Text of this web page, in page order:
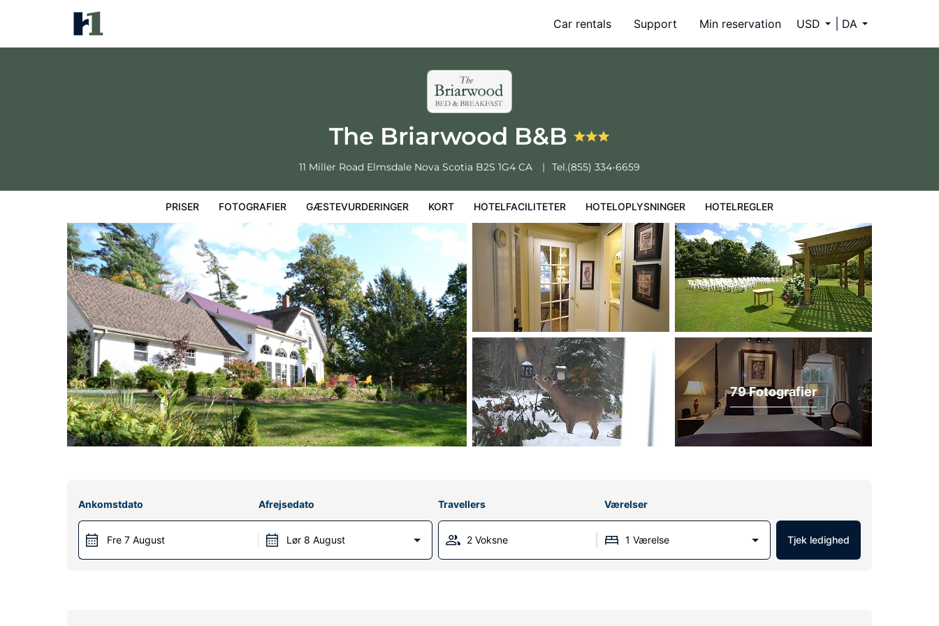
Car rentals Support Min reservation USD DA
The Briarwood B&B
11 Miller Road Elmsdale Nova Scotia B2S 1G4 CA Tel.(855) 334-6659
PRISER FOTOGRAFIER GÆSTEVURDERINGER KORT HOTELFACILITETER HOTELOPLYSNINGER HOTELREGLER
Hotelregler
79 Fotografier
Ankomstdato
Fre 7 August
Afrejsedato
Lør 8 August
Travellers Værelser
2 Voksne 1 Værelse Tjek ledighed